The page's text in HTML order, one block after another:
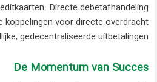
Directe debetafhandeling.
koppelingen voor directe overdracht.
gedecentraliseerde uitbetalingen.
De Momentum van Succes